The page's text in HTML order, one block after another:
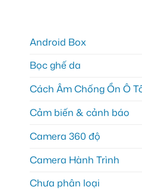
Android Box
Bọc ghế da
Cách Âm Chống Ồn Ô
Cảm biến & cảnh báo
Camera 360 độ
Camera Hành Trình
Chưa phân loại